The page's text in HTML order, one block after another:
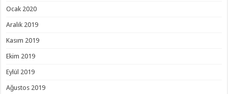
Ocak 2020
Aralık 2019
Kasım 2019
Ekim 2019
Eylül 2019
Ağustos 2019